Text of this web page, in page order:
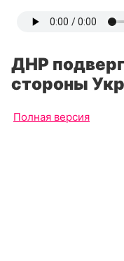
ДНР
стороны
Полная версия